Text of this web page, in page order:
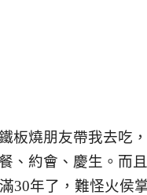
板燒朋友帶我去吃
、約會、慶生。而
30年了，難怪火侯